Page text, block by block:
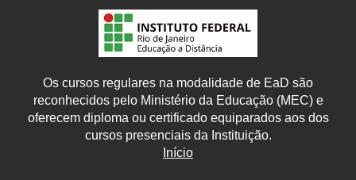
Os cursos regulares na modalidade de EaD são
reconhecidos pelo Ministério da Educação (MEC) e
oferecem diploma ou certificado equiparados aos dos
cursos presenciais da Instituição.
Início